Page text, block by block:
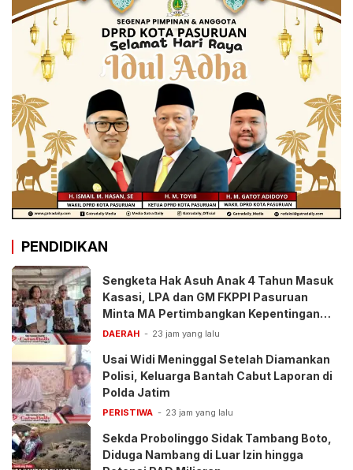
PENDIDIKAN
Sengketa Hak Asuh Anak 4 Tahun Masuk
Kasasi, LPA dan GM FKPPI Pasuruan
Minta MA Pertimbangkan Kepentingan
Anak
DAERAH 23 jam yang lalu
Usai Widi Meninggal Setelah Diamankan
Polisi, Keluarga Bantah Cabut Laporan di
Polda Jatim
PERISTIWA 23 jam yang lalu
Sekda Probolinggo Sidak Tambang Boto,
Diduga Nambang di Luar Izin hingga